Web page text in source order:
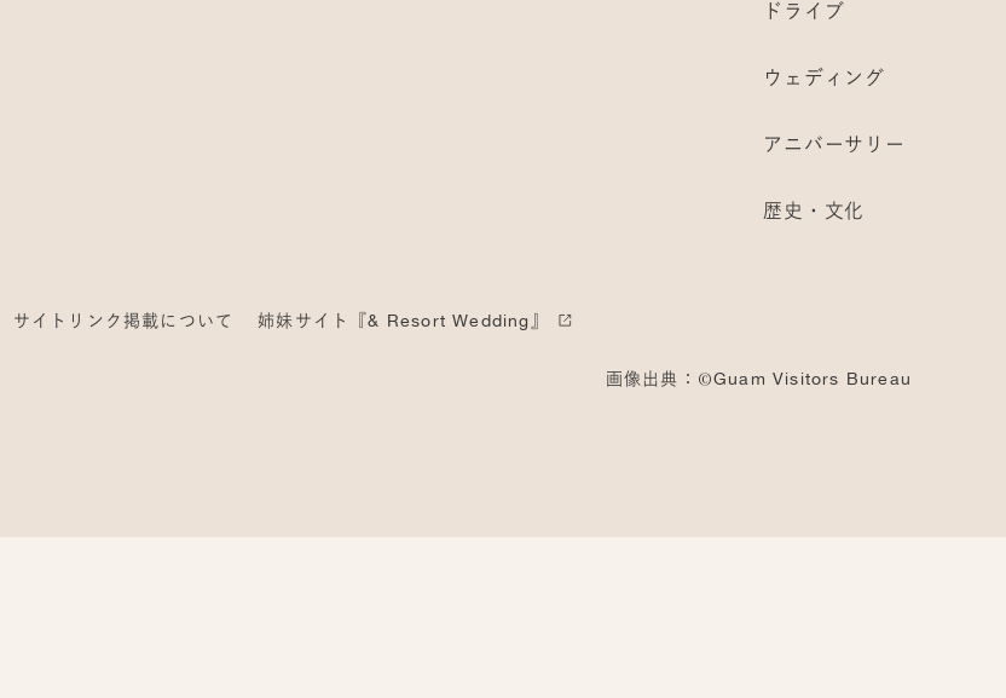
ドライブ
ウェディング
アニバーサリー
歴史・文化
サイトリンク掲載について 姉妹サイト『& Resort Wedding』
画像出典：©Guam Visitors Bureau